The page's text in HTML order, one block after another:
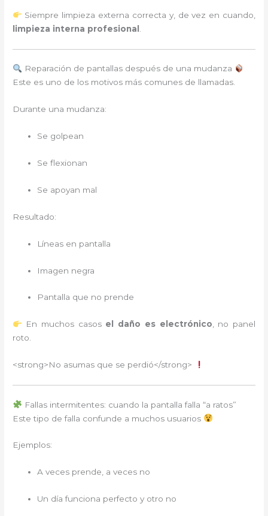
Siempre limpieza externa correcta y, de vez en cuando,
limpieza interna profesional
Reparación de pantallas después de una mudanza
Este es uno de los motivos más comunes de llamadas.
Durante una mudanza:
Se golpean
Se flexionan
Se apoyan mal
Resultado:
Líneas en pantalla
Imagen negra
Pantalla que no prende
En muchos casos el daño es electrónico, no panel
roto.
<strong>No asumas que se perdió</strong>
Fallas intermitentes: cuando la pantalla falla “a ratos”
Este tipo de falla confunde a muchos usuarios
Ejemplos:
A veces prende, a veces no
Un día funciona perfecto y otro no